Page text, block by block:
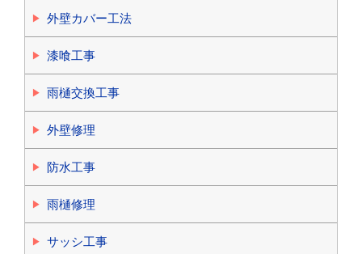
外壁カバー工法
漆喰工事
雨樋交換工事
外壁修理
防水工事
雨樋修理
サッシ工事